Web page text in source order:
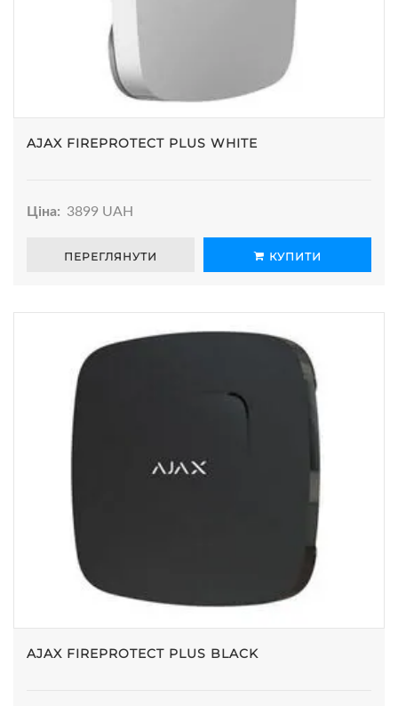
AJAX FIREPROTECT PLUS WHITE
Ціна: 3899 UAH
ПЕРЕГЛЯНУТИ КУПИТИ
AJAX FIREPROTECT PLUS BLACK